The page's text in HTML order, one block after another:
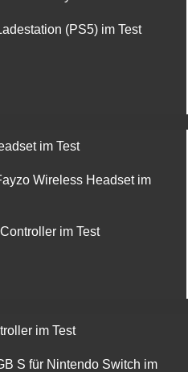
(PS5) im Test
im Test
Wireless Headset im
im Test
im Test
S für Nintendo Switch im